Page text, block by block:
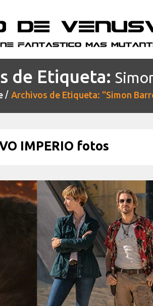
de Etiqueta:
Archivos de Etiqueta: "Simon
IMPERIO fotos